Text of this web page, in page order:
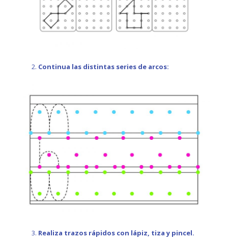
Continua las distintas series de arcos:
Realiza trazos rápidos con lápiz, tiza y pincel.